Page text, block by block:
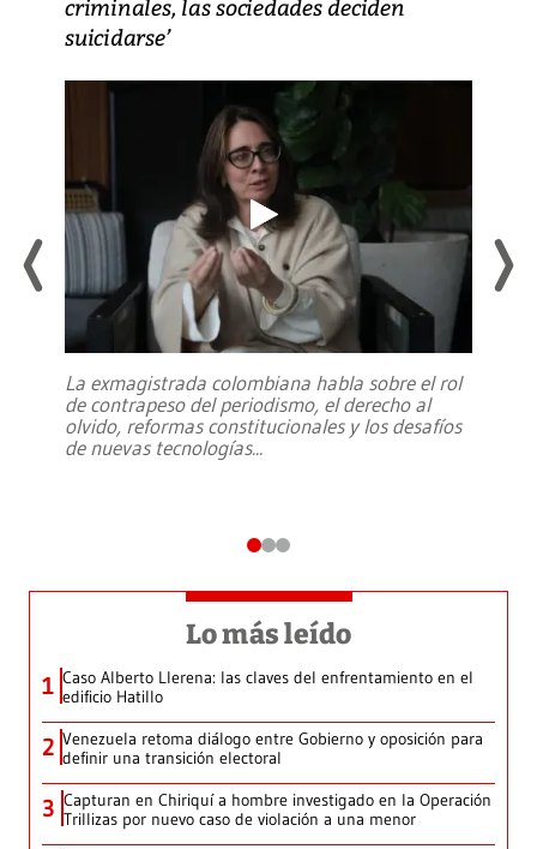
criminales, las sociedades deciden
suicidarse’
La exmagistrada colombiana habla sobre el rol
de contrapeso del periodismo, el derecho al
olvido, reformas constitucionales y los desafíos
de nuevas tecnologías...
Lo más leído
1 Caso Alberto Llerena: las claves del enfrentamiento en el
edificio Hatillo
2 Venezuela retoma diálogo entre Gobierno y oposición para
definir una transición electoral
3 Capturan en Chiriquí a hombre investigado en la Operación
Trillizas por nuevo caso de violación a una menor